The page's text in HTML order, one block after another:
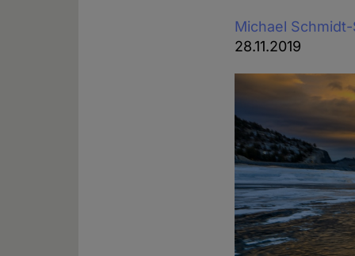
Michael
28.11.2019